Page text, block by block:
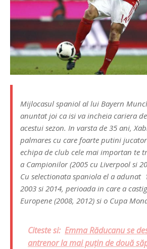
Mijlocasul spaniol al lui Bayern
anuntat joi ca isi va incheia cariera
acestui sezon. In varsta de 35 ani,
palmares cu care foarte putini
echipa de club cele mai importan te
a Campionilor (2005 cu Liverpool si
Cu selectionata spaniola el a adunat
2003 si 2014, perioada in care a
Europene (2008, 2012) si o Cupa
Citeste si: Emma Răducanu se
antrenor la mai puțin de două